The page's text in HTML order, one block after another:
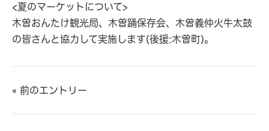
<夏のマーケットについて>
木曽おんたけ観光局、木曽踊保存会、木曽義仲火牛太鼓
の皆さんと協力して実施します(後援:木曽町)。
« 前のエントリー